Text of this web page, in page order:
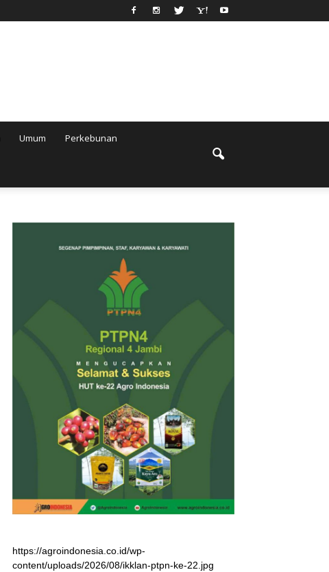
Umum Perkebunan
https://agroindonesia.co.id/wp-
content/uploads/2026/08/ikklan-ptpn-ke-22.jpg